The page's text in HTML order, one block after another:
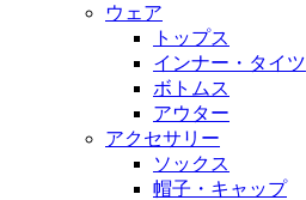
ウェア
トップス
インナー・タイツ
ボトムス
アウター
アクセサリー
ソックス
帽子・キャップ